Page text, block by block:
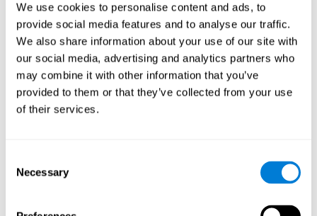
We use cookies to personalise content and ads, to
provide social media features and to analyse our traffic.
We also share information about your use of our site with
our social media, advertising and analytics partners who
may combine it with other information that you’ve
provided to them or that they’ve collected from your use
of their services.
Selection
Necessary
Programas patrocinados pelo empregador
Em determinados casos, o acesso aos Serviços pode ser
patrocinado por um empregador, organização, seguradora,
instituição de ensino ou outra entidade terceira (“Patrocinador”).
Funções do Controlador de Dados
Em programas patrocinados pelo empregador que operam sob
O Patrocinador recebe apenas informações estatísticas
identificáveis de desempenho cognitivo.